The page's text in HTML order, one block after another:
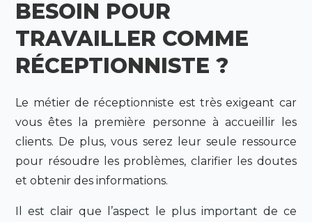
BESOIN POUR
TRAVAILLER COMME
RÉCEPTIONNISTE ?
Le métier de réceptionniste est très exigeant car
vous êtes la première personne à accueillir les
clients. De plus, vous serez leur seule ressource
pour résoudre les problèmes, clarifier les doutes
et obtenir des informations.
Il est clair que l’aspect le plus important de ce